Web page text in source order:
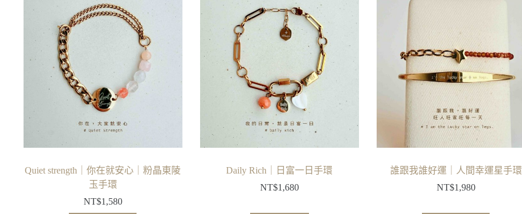
多
產
品
面
選
選
項
多
種
款
在
產
品
面
選
選
項
種
款
式。
可
在
產
品
頁
面
選
選
項
Quiet strength｜你在就安心｜粉晶東陵
玉手環
NT$1,580
Daily Rich｜日富一日手環
NT$1,680
誰跟我誰好運｜人間幸運星手環
NT$1,980